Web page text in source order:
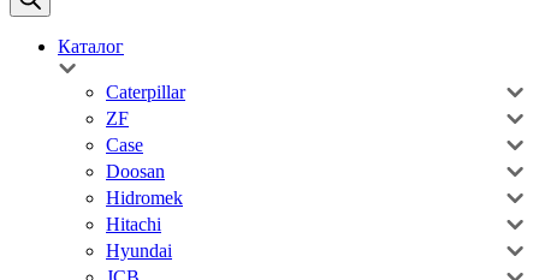
Каталог
Caterpillar
ZF
Case
Doosan
Hidromek
Hitachi
Hyundai